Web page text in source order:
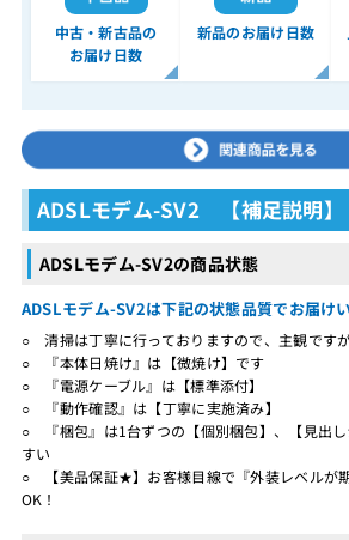
中古・新古品の
お届け日数
新品のお届け日数
ADSLモデム-SV2 【補足説明】
ADSLモデム-SV2の商品状態
ADSLモデム-SV2は下記の状態品質でお届け
○ 清掃は丁寧に行っておりますので、主観です
○ 『本体日焼け』は【微焼け】です
○ 『電源ケーブル』は【標準添付】
○ 『動作確認』は【丁寧に実施済み】
○ 『梱包』は1台ずつの【個別梱包】、【見出
すい
○ 【美品保証★】お客様目線で『外装レベルが
OK！